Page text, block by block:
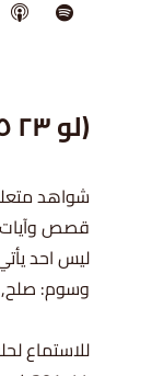
(لو ٢٣ ٥-١٢)
شواهد
قصص وآيات
ليس احد
وسوم: صلح,
للاستماع لحلقة